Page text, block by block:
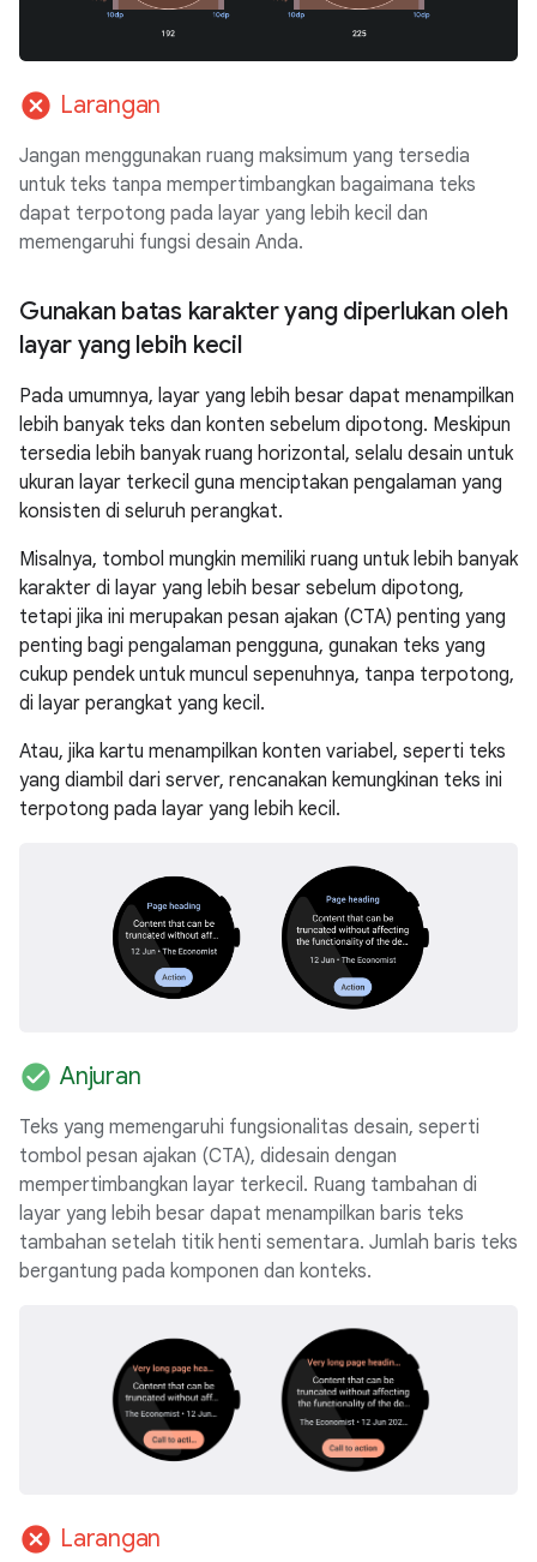
cancel Larangan
Jangan menggunakan ruang maksimum yang tersedia
untuk teks tanpa mempertimbangkan bagaimana teks
dapat terpotong pada layar yang lebih kecil dan
memengaruhi fungsi desain Anda.
Gunakan batas karakter yang diperlukan oleh
layar yang lebih kecil
Pada umumnya, layar yang lebih besar dapat menampilkan
lebih banyak teks dan konten sebelum dipotong. Meskipun
tersedia lebih banyak ruang horizontal, selalu desain untuk
ukuran layar terkecil guna menciptakan pengalaman yang
konsisten di seluruh perangkat.
Misalnya, tombol mungkin memiliki ruang untuk lebih banyak
karakter di layar yang lebih besar sebelum dipotong,
tetapi jika ini merupakan pesan ajakan (CTA) penting yang
penting bagi pengalaman pengguna, gunakan teks yang
cukup pendek untuk muncul sepenuhnya, tanpa terpotong,
di layar perangkat yang kecil.
Atau, jika kartu menampilkan konten variabel, seperti teks
yang diambil dari server, rencanakan kemungkinan teks ini
terpotong pada layar yang lebih kecil.
check_circle Anjuran
Teks yang memengaruhi fungsionalitas desain, seperti
tombol pesan ajakan (CTA), didesain dengan
mempertimbangkan layar terkecil. Ruang tambahan di
layar yang lebih besar dapat menampilkan baris teks
tambahan setelah titik henti sementara. Jumlah baris teks
bergantung pada komponen dan konteks.
cancel Larangan